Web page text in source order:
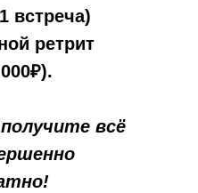
встреча)
ретрит
всё